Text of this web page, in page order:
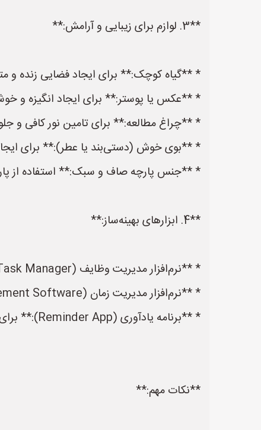
**3. لوازم برای زیبایی و آرامش:**
* **گیاه کوچک:** برای ایجاد فضایی زنده و
* **عکس یا پوستر:** برای ایجاد انگیزه و
* **چراغ مطالعه:** برای تامین نور کافی و
* **بوی خوش (دستی‌بند یا عطر):** برای
* **جنس پارچه صاف و سبک:** استفاده از
**4. ابزارهای بهینه‌ساز:**
* **نرم‌افزار مدیریت وظایف (Task Manager):** یک برنامه برای لیست‌بندی وظایف، تعیین اولویت و پیگیری پیشرفت کار.
* **نرم‌افزار مدیریت زمان (Time Management Software):** برای کمک به برنامه‌ریزی و مدیریت زمان به طور موثرتر.
* **برنامه یادآوری (Reminder App):** برای یادآوری وظایف و قرارها.
**نکات مهم:**